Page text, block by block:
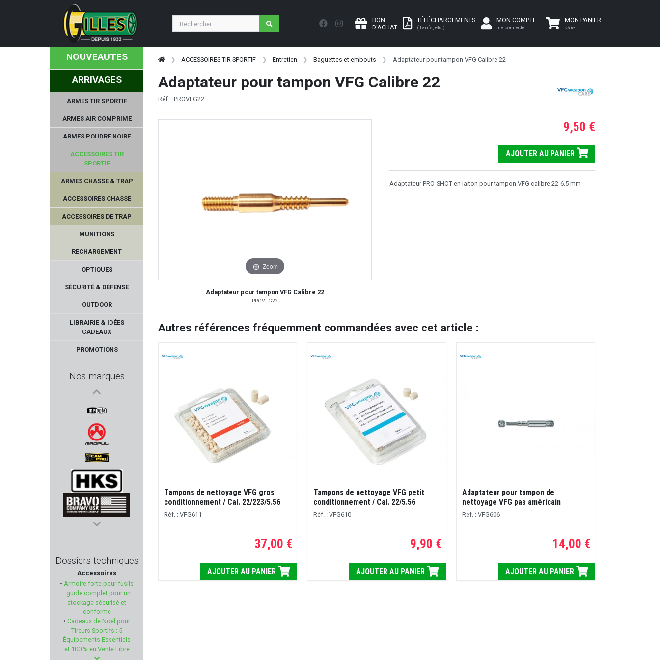
BON
D'ACHAT
TÉLÉCHARGEMENTS
(Tarifs, etc.)
MON COMPTE
me connecter
MON PANIER
vide
NOUVEAUTES
ARRIVAGES
ARMES TIR SPORTIF
ARMES AIR COMPRIME
ARMES POUDRE NOIRE
ACCESSOIRES TIR
SPORTIF
ARMES CHASSE & TRAP
ACCESSOIRES CHASSE
ACCESSOIRES DE TRAP
MUNITIONS
RECHARGEMENT
OPTIQUES
SÉCURITÉ & DÉFENSE
OUTDOOR
LIBRAIRIE & IDÉES
CADEAUX
PROMOTIONS
Nos marques
FLEXI
MEOPTA
MAGPUL
CAM PRO
HKS
BRAVO COMPANY USA
FOB
NOBEL SPORT
NRA-FUD
NORINCO
Dossiers techniques
Accessoires
• Armoire forte pour fusils
: guide complet pour un
stockage sécurisé et
conforme
• Cadeaux de Noël pour
Tireurs Sportifs : 5
Équipements Essentiels
et 100 % en Vente Libre
ACCESSOIRES TIR SPORTIF Entretien Baguettes et embouts Adaptateur pour tampon VFG Calibre 22
Adaptateur pour tampon VFG Calibre 22
Réf. : PROVFG22
Zoom
Adaptateur pour tampon VFG Calibre 22
PROVFG22
9,50 €
AJOUTER AU PANIER
Adaptateur PRO-SHOT en laiton pour tampon VFG calibre 22-6.5 mm
Autres références fréquemment commandées avec cet article :
Tampons de nettoyage VFG gros
conditionnement / Cal. 22/223/5.56
Réf. : VFG611
37,00 €
AJOUTER AU PANIER
Tampons de nettoyage VFG petit
conditionnement / Cal. 22/5.56
Réf. : VFG610
9,90 €
AJOUTER AU PANIER
Adaptateur pour tampon de
nettoyage VFG pas américain
Réf. : VFG606
14,00 €
AJOUTER AU PANIER